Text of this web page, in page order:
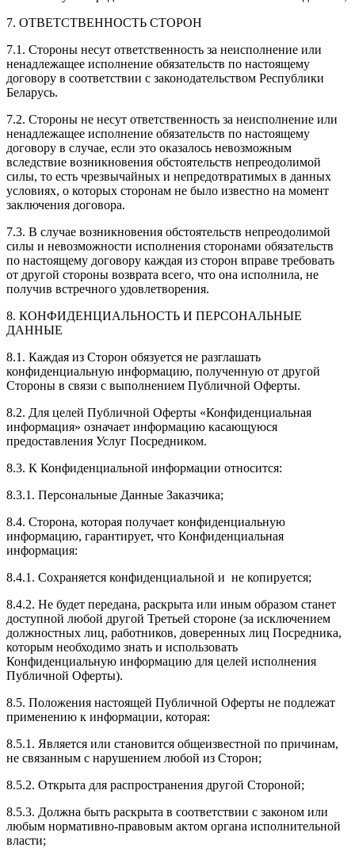
7. ОТВЕТСТВЕННОСТЬ СТОРОН
7.1. Стороны несут ответственность за неисполнение или
ненадлежащее исполнение обязательств по настоящему
договору в соответствии с законодательством Республики
Беларусь.
7.2. Стороны не несут ответственность за неисполнение или
ненадлежащее исполнение обязательств по настоящему
договору в случае, если это оказалось невозможным
вследствие возникновения обстоятельств непреодолимой
силы, то есть чрезвычайных и непредотвратимых в данных
условиях, о которых сторонам не было известно на момент
заключения договора.
7.3. В случае возникновения обстоятельств непреодолимой
силы и невозможности исполнения сторонами обязательств
по настоящему договору каждая из сторон вправе требовать
от другой стороны возврата всего, что она исполнила, не
получив встречного удовлетворения.
8. КОНФИДЕНЦИАЛЬНОСТЬ И ПЕРСОНАЛЬНЫЕ
ДАННЫЕ
8.1. Каждая из Сторон обязуется не разглашать
конфиденциальную информацию, полученную от другой
Стороны в связи с выполнением Публичной Оферты.
8.2. Для целей Публичной Оферты «Конфиденциальная
информация» означает информацию касающуюся
предоставления Услуг Посредником.
8.3. К Конфиденциальной информации относится:
8.3.1. Персональные Данные Заказчика;
8.4. Сторона, которая получает конфиденциальную
информацию, гарантирует, что Конфиденциальная
информация:
8.4.1. Сохраняется конфиденциальной и не копируется;
8.4.2. Не будет передана, раскрыта или иным образом станет
доступной любой другой Третьей стороне (за исключением
должностных лиц, работников, доверенных лиц Посредника,
которым необходимо знать и использовать
Конфиденциальную информацию для целей исполнения
Публичной Оферты).
8.5. Положения настоящей Публичной Оферты не подлежат
применению к информации, которая:
8.5.1. Является или становится общеизвестной по причинам,
не связанным с нарушением любой из Сторон;
8.5.2. Открыта для распространения другой Стороной;
8.5.3. Должна быть раскрыта в соответствии с законом или
любым нормативно-правовым актом органа исполнительной
власти;